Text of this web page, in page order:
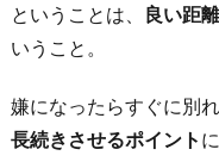
が
な
5.
ということは、 良い距
いうこと。
嫌になったらすぐに別
長続きさせるポイント